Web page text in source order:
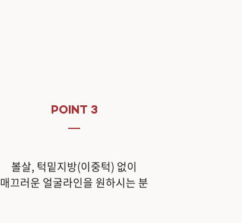
POINT 3
볼살, 턱밑지방(이중턱) 없이
매끄러운 얼굴라인을 원하시는 분